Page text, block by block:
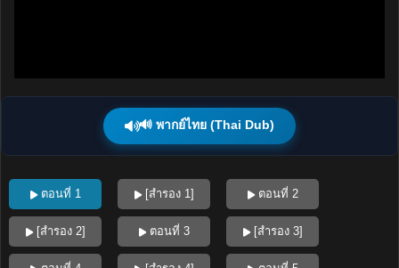
🔊 พากย์ไทย (Thai Dub)
ตอนที่ 1 [สำรอง 1] ตอนที่ 2
[สำรอง 2] ตอนที่ 3 [สำรอง 3]